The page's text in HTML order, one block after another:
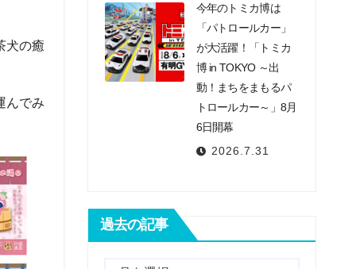
犬の癒
んでみ
今年のトミカ博は
「パトロールカー」
が大活躍！「トミカ
博 in TOKYO ～出
動！まちをまもるパ
トロールカー～」8月
6日開幕
2026.7.31
過去の記事